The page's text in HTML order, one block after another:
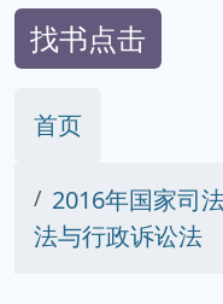
找书点击
首页
2016年国家司
法与行政诉讼法